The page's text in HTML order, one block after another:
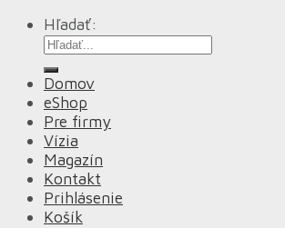
Hľadať:
Domov
eShop
Pre firmy
Vízia
Magazín
Kontakt
Prihlásenie
Košík